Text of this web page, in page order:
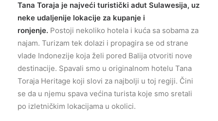
Tana Toraja je najveći turistički adut Sulawesija, uz
neke udaljenije lokacije za kupanje i
ronjenje. Postoji nekoliko hotela i kuća sa sobama za
najam. Turizam tek dolazi i propagira se od strane
vlade Indonezije koja želi pored Balija otvoriti nove
destinacije. Spavali smo u originalnom hotelu Tana
Toraja Heritage koji slovi za najbolji u toj regiji. Čini
se da u njemu spava većina turista koje smo sretali
po izletničkim lokacijama u okolici.